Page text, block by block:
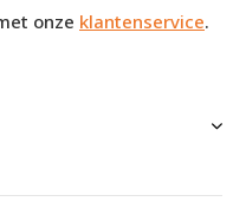
onze klantenservice.